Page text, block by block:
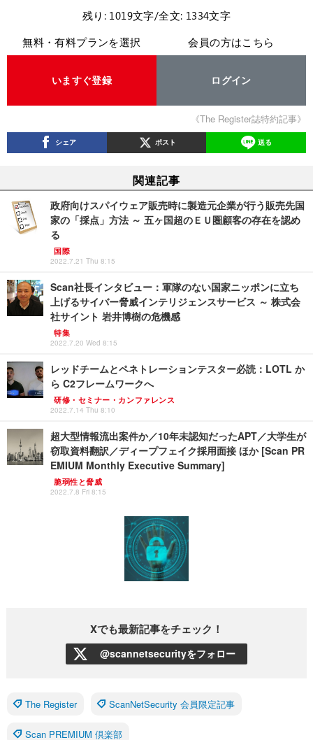
残り: 1019文字/全文: 1334文字
無料・有料プランを選択
いますぐ登録
会員の方はこちら
ログイン
《The Register誌特約記事》
シェア ポスト 送る
関連記事
政府向けスパイウェア販売時に製造元企業が行う販売先国
家の「採点」方法 ～ 五ヶ国超のＥＵ圏顧客の存在を認め
る
国際
2022.7.21 Thu 8:15
Scan社長インタビュー：軍隊のない国家ニッポンに立ち
上げるサイバー脅威インテリジェンスサービス ～ 株式会
社サイント 岩井博樹の危機感
特集
2022.7.20 Wed 8:15
レッドチームとペネトレーションテスター必読：LOTL か
ら C2フレームワークへ
研修・セミナー・カンファレンス
2022.7.14 Thu 8:10
超大型情報流出案件か／10年未認知だったAPT／大学生が
窃取資料翻訳／ディープフェイク採用面接 ほか [Scan PR
EMIUM Monthly Executive Summary]
脆弱性と脅威
2022.7.8 Fri 8:15
Xでも最新記事をチェック！
@scannetsecurityをフォロー
The Register ScanNetSecurity 会員限定記事
Scan PREMIUM 倶楽部